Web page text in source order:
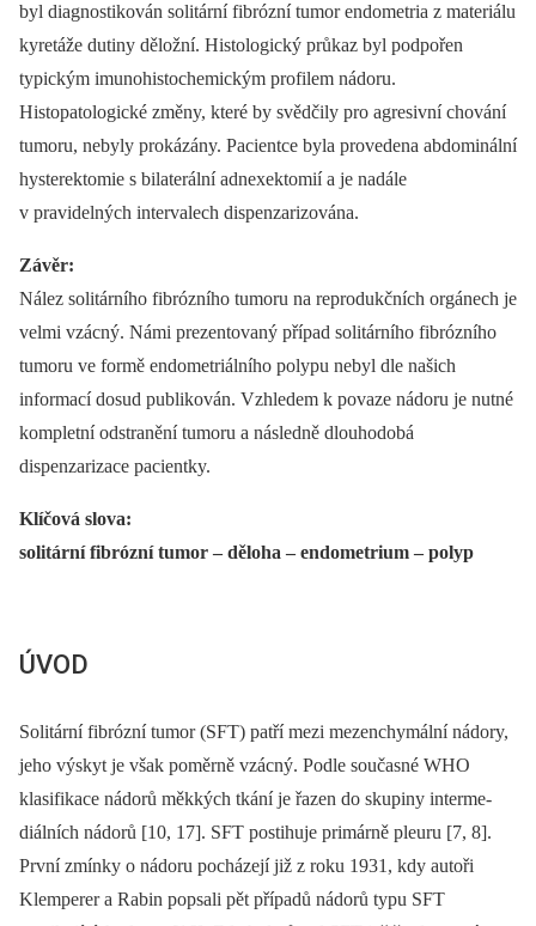
byl diagnostikován solitární fibrózní tumor endometria z materiálu
kyretáže dutiny děložní. Histologický průkaz byl podpořen
typickým imunohistochemickým profilem nádoru.
Histopatologické změny, které by svědčily pro agresivní chování
tumoru, nebyly prokázány. Pacientce byla provedena abdominální
hysterektomie s bilaterální adnexektomií a je nadále
v pravidelných intervalech dispenzarizována.
Závěr:
Nález solitárního fibrózního tumoru na reprodukčních orgánech je
velmi vzácný. Námi prezentovaný případ solitárního fibrózního
tumoru ve formě endometriálního polypu nebyl dle našich
informací dosud publikován. Vzhledem k povaze nádoru je nutné
kompletní odstranění tumoru a následně dlouhodobá
dispenzarizace pacientky.
Klíčová slova:
solitární fibrózní tumor –⁠ děloha –⁠ endometrium –⁠ polyp
ÚVOD
Solitární fibrózní tumor (SFT) patří mezi mezenchymální nádory,
jeho výskyt je však poměrně vzácný. Podle současné WHO
klasifikace nádorů měkkých tkání je řazen do skupiny interme-
diálních nádorů [10, 17]. SFT postihuje primárně pleuru [7, 8].
První zmínky o nádoru pocházejí již z roku 1931, kdy autoři
Klemperer a Rabin popsali pět případů nádorů typu SFT